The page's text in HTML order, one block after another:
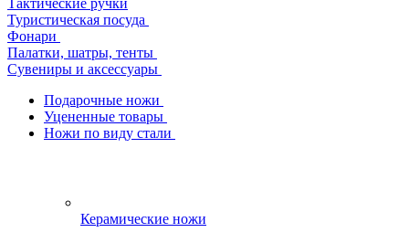
Тактические ручки
Туристическая посуда
Фонари
Палатки, шатры, тенты
Сувениры и аксессуары
Подарочные ножи
Уцененные товары
Ножи по виду стали
Керамические ножи